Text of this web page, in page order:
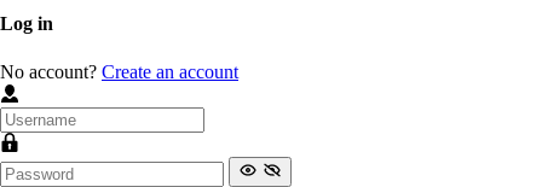
Log in
No account? Create an account